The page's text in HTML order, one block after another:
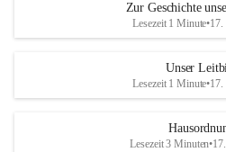
Zur Geschichte
Lesezeit 1 Minute•17.
Unser
Lesezeit 1 Minute•17.
Lesezeit 3 Minuten•